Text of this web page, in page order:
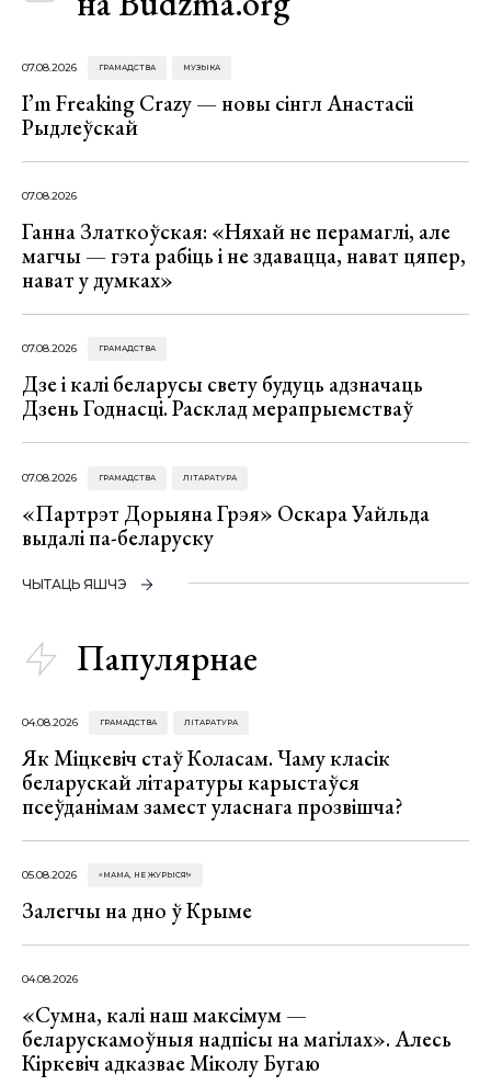
07.08.2026 ГРАМАДСТВА МУЗЫКА
I’m Freaking Crazy — новы сінгл Анастасіі
Рыдлеўскай
07.08.2026
Ганна Златкоўская: «Няхай не перамаглі, але
магчы — гэта рабіць і не здавацца, нават цяпер,
нават у думках»
07.08.2026 ГРАМАДСТВА
Дзе і калі беларусы свету будуць адзначаць
Дзень Годнасці. Расклад мерапрыемстваў
07.08.2026 ГРАМАДСТВА ЛІТАРАТУРА
«Партрэт Дорыяна Грэя» Оскара Уайльда
выдалі па-беларуску
ЧЫТАЦЬ ЯШЧЭ
Папулярнае
04.08.2026 ГРАМАДСТВА ЛІТАРАТУРА
Як Міцкевіч стаў Коласам. Чаму класік
беларускай літаратуры карыстаўся
псеўданімам замест уласнага прозвішча?
05.08.2026 «МАМА, НЕ ЖУРЫСЯ!»
Залегчы на дно ў Крыме
04.08.2026
«Сумна, калі наш максімум —
беларускамоўныя надпісы на магілах». Алесь
Кіркевіч адказвае Міколу Бугаю